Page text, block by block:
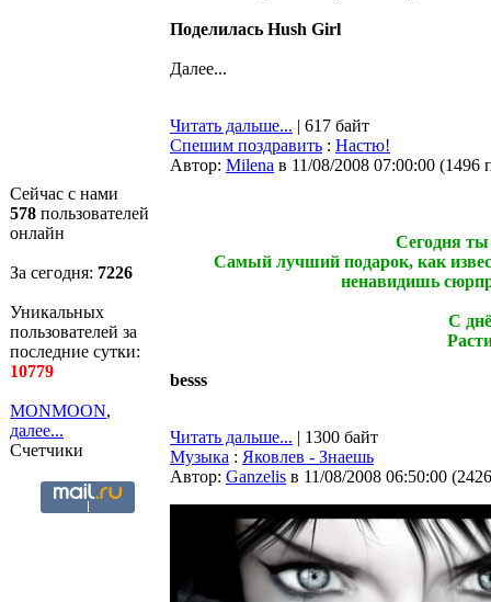
Сейчас с нами
578 пользователей
онлайн
За сегодня: 7226
Уникальных
пользователей за
последние сутки:
10779
MONMOON,
далее...
Счетчики
Поделилась Hush Girl
Далее...
Читать дальше... | 617 байт
Спешим поздравить : Настю!
Автор: Milena в 11/08/2008 07:00:00 (1496
Сегодня ты
Самый лучший подарок, как
ненавидишь
С
besss
Читать дальше... | 1300 байт
Музыка : Яковлев - Знаешь
Автор: Ganzelis в 11/08/2008 06:50:00 (